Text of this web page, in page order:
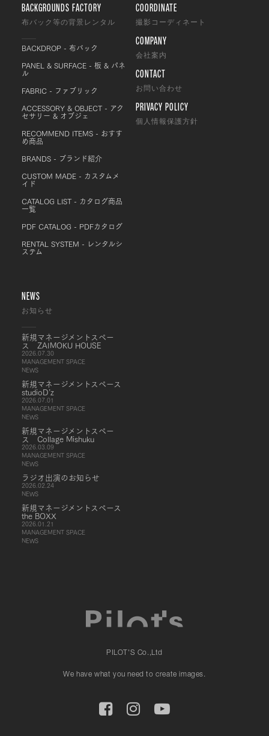
BACKGROUNDS FACTORY
布バック等の背景レンタル
BACKDROP - 布バック
PANEL & SURFACE - 板 & パネ
ル
FABRIC - ファブリック
ACCESSORY & OBJECT - アク
セサリー & オブジェ
RECOMMEND ITEMS - おすす
め商品
BRANDS - ブランド紹介
CUSTOM MADE - カスタムメ
イド
CATALOG LIST - カタログ商品
一覧
PDF CATALOG - PDFカタログ
RENTAL SYSTEM - レンタルシ
ステム
COORDINATE
撮影コーディネート
COMPANY
会社案内
CONTACT
お問い合わせ
PRIVACY POLICY
個人情報保護方針
NEWS
お知らせ
新規マネージメントスペー
ス ZAIMOKU HOUSE
2026.07.30
MANAGEMENT SPACE
NEWS
新規マネージメントスペース
studioD’z
2026.07.01
MANAGEMENT SPACE
NEWS
新規マネージメントスペー
ス Collage Mishuku
2026.03.09
MANAGEMENT SPACE
NEWS
ラジオ出演のお知らせ
2026.02.24
NEWS
新規マネージメントスペース
the BOXX
2026.01.21
MANAGEMENT SPACE
NEWS
PILOT'S Co.,Ltd
We have what you need to create images.